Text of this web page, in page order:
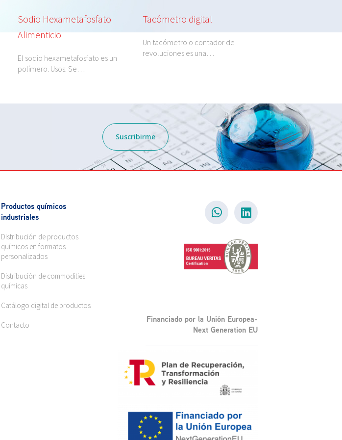
Sodio Hexametafosfato
Alimenticio
El sodio hexametafosfato es un
polímero. Usos: Se…
Tacómetro digital
Un tacómetro o contador de
revoluciones es una…
Suscribirme
Productos químicos
industriales
Distribución de productos
químicos en formatos
personalizados
Distribución de commodities
químicas
Catálogo digital de productos
Contacto
Financiado por la Unión Europea-
Next Generation EU